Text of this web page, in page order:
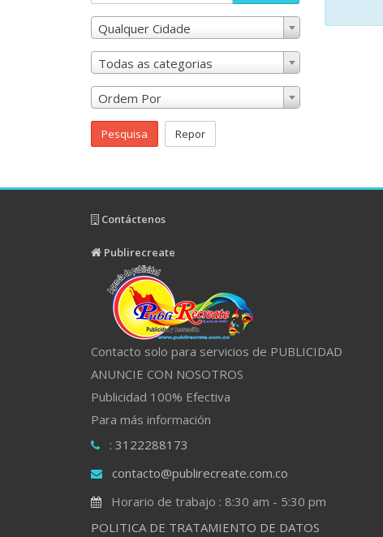
Qualquer Cidade
Todas as categorias
Ordem Por
Pesquisa Repor
Contáctenos
Publirecreate
Contacto solo para servicios de PUBLICIDAD
ANUNCIE CON NOSOTROS
Publicidad 100% Efectiva
Para más información
: 3122288173
contacto@publirecreate.com.co
Horario de trabajo : 8:30 am - 5:30 pm
POLITICA DE TRATAMIENTO DE DATOS